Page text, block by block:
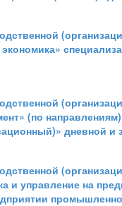
(по
дневной
и управление на